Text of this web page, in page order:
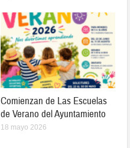
Comienzan de Las Escuelas
de Verano del Ayuntamiento
18 mayo 2026